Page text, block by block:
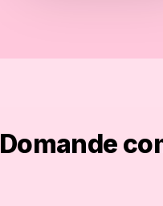
Domande